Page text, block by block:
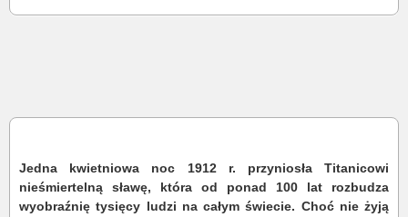
Jedna kwietniowa noc 1912 r. przyniosła Titanicowi
nieśmiertelną sławę, która od ponad 100 lat rozbudza
wyobraźnię tysięcy ludzi na całym świecie. Choć nie żyją